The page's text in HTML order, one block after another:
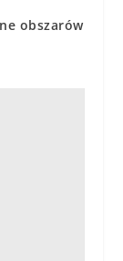
obszarów